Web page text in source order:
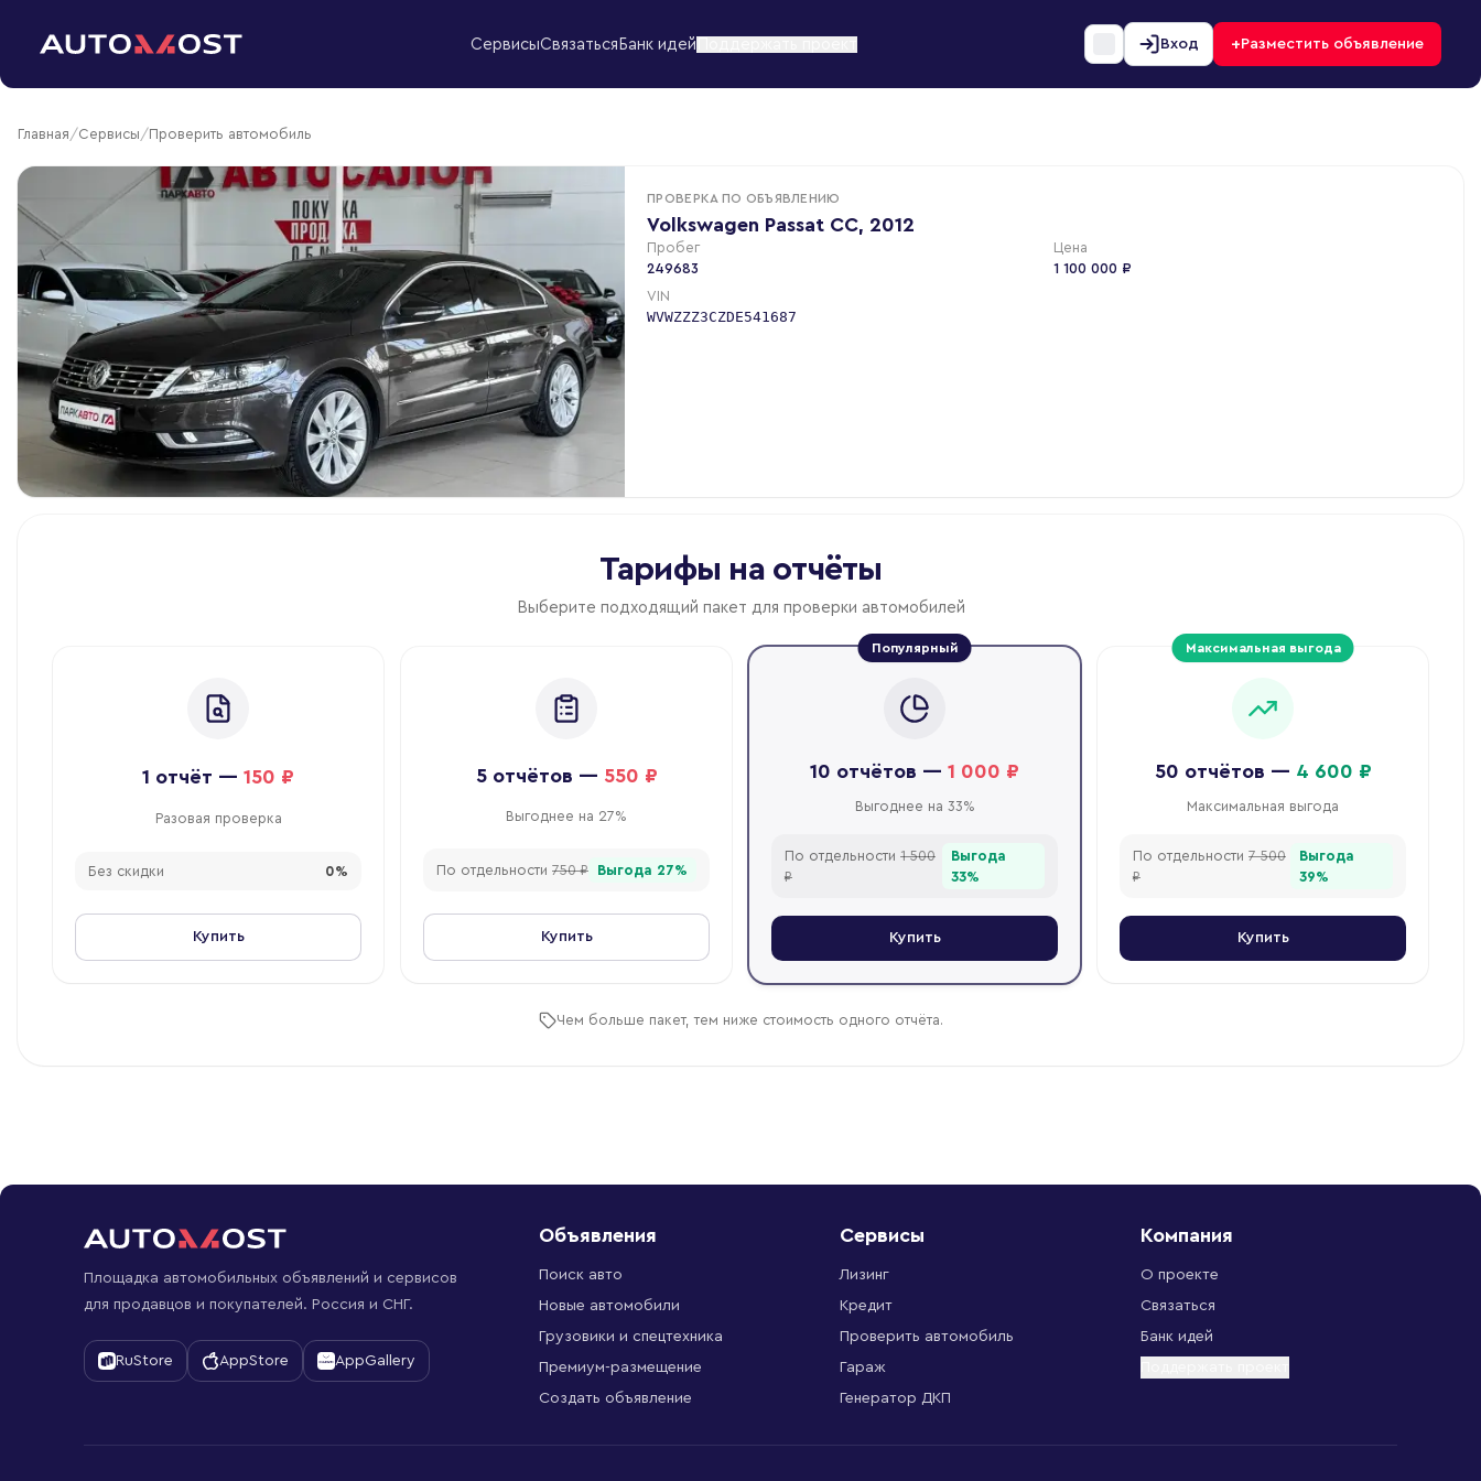
СервисыСвязаться Банк идей Вход + Разместить объявление
Главная /Сервисы /Проверить автомобиль
ПРОВЕРКА ПО ОБЪЯВЛЕНИЮ
Volkswagen Passat CC, 2012
Пробег
249683
Цена
1 100 000 ₽
VIN
WVWZZZ3CZDE541687
Тарифы на отчёты
Выберите подходящий пакет для проверки автомобилей
1 отчёт — 150 ₽
Разовая проверка
Без скидки 0%
Купить
5 отчётов — 550 ₽
Выгоднее на 27%
По отдельности 750 ₽ Выгода 27%
Купить
Популярный
10 отчётов — 1 000 ₽
Выгоднее на 33%
По отдельности 1 500
₽
Выгода
33%
Купить
Максимальная выгода
50 отчётов — 4 600 ₽
Максимальная выгода
По отдельности 7 500
₽
Выгода
39%
Купить
Чем больше пакет, тем ниже стоимость одного отчёта.
Площадка автомобильных объявлений и сервисов
для продавцов и покупателей. Россия и СНГ.
RuStore AppStore AppGallery
Объявления
Поиск авто
Новые автомобили
Грузовики и спецтехника
Премиум-размещение
Создать объявление
Сервисы
Лизинг
Кредит
Проверить автомобиль
Гараж
Генератор ДКП
Компания
О проекте
Связаться
Банк идей